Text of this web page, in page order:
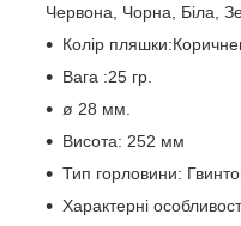
Червона, Чорна, Біла,
Колір
Вага :25 гр.
ø 28 мм.
Висота: 252 мм
Тип горловини:
Характерні